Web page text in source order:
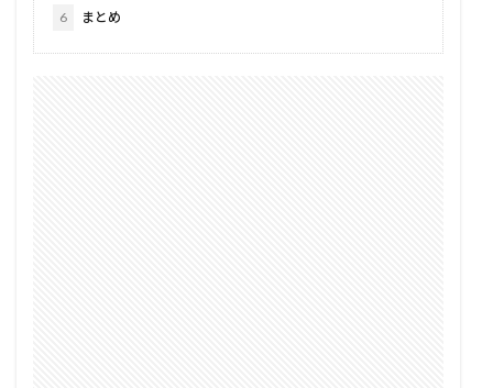
6 まとめ